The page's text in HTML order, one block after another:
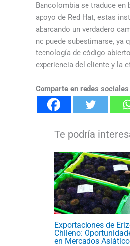
Bancolombia se traduce
apoyo de Red Hat, estas
abarcando un verdadero
no puede subestimarse, ya
tecnología de código
experiencia del cliente y la
Comparte en redes sociales
Exportaciones de
Chileno:
en Mercados